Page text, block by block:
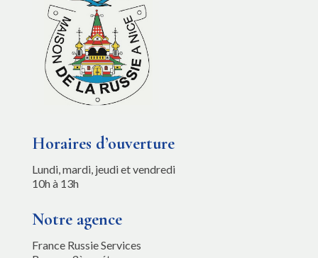
Horaires d’ouverture
Lundi, mardi, jeudi et vendredi
10h à 13h
Notre agence
France Russie Services